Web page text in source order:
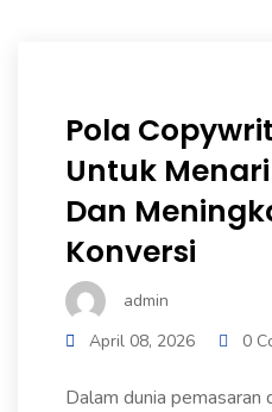
Pola
Untuk
Dan
Konversi
admin
April 08, 2026
0
Dalam dunia pemasaran